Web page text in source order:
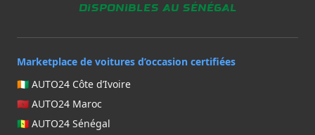
disponibles au Sénégal
Marketplace de voitures d’occasion certifiées
🇨🇮 AUTO24 Côte d’Ivoire
🇲🇦 AUTO24 Maroc
🇸🇳 AUTO24 Sénégal